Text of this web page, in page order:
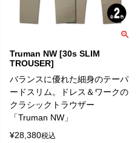
Truman NW [30s SLIM
TROUSER]
バランスに優れた細身のテーパ
ードスリム。ドレス＆ワークの
クラシックトラウザー
「Truman NW」
¥28,380税込